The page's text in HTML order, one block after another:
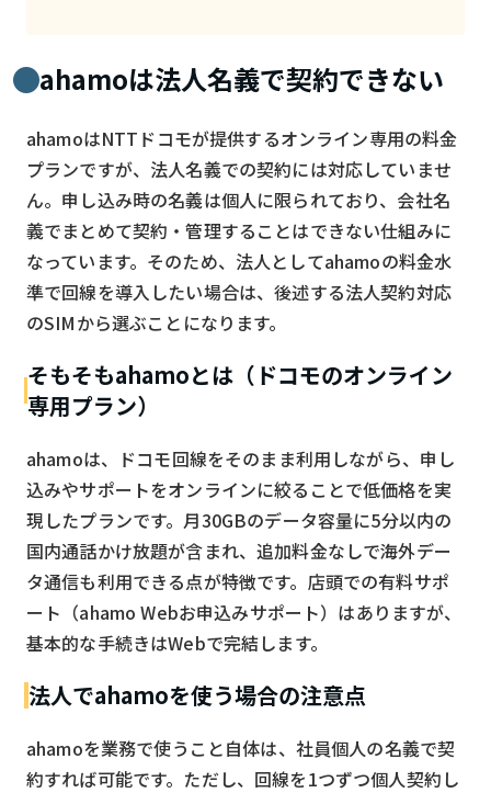
ahamoは法人名義で契約できない
ahamoはNTTドコモが提供するオンライン専用の料金
プランですが、法人名義での契約には対応していませ
ん。申し込み時の名義は個人に限られており、会社名
義でまとめて契約・管理することはできない仕組みに
なっています。そのため、法人としてahamoの料金水
準で回線を導入したい場合は、後述する法人契約対応
のSIMから選ぶことになります。
そもそもahamoとは（ドコモのオンライン
専用プラン）
ahamoは、ドコモ回線をそのまま利用しながら、申し
込みやサポートをオンラインに絞ることで低価格を実
現したプランです。月30GBのデータ容量に5分以内の
国内通話かけ放題が含まれ、追加料金なしで海外デー
タ通信も利用できる点が特徴です。店頭での有料サポ
ート（ahamo Webお申込みサポート）はありますが、
基本的な手続きはWebで完結します。
法人でahamoを使う場合の注意点
ahamoを業務で使うこと自体は、社員個人の名義で契
約すれば可能です。ただし、回線を1つずつ個人契約し